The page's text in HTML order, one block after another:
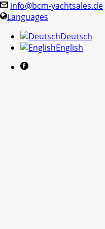
info@bcm-yachtsales.de
Languages
Deutsch
English